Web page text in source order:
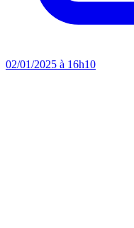
02/01/2025 à 16h10